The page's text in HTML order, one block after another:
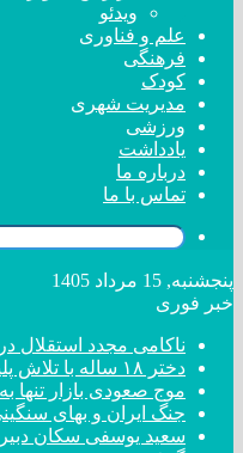
ویدئو
علم و فناوری
فرهنگی
کودک
مدیریت شهری
ورزشی
یادداشت
درباره ما
تماس با ما
پنجشنبه, 15 مرداد 1405
خبر فوری
ناکامی مجدد استقلال
دختر ‌۱۸‌ ‌ساله‌ با تلاش پلیس کرج از خودکشی منصرف شد
موج صعودی بازار
جنگ ایران و بهای
سعید یوسفی سکان